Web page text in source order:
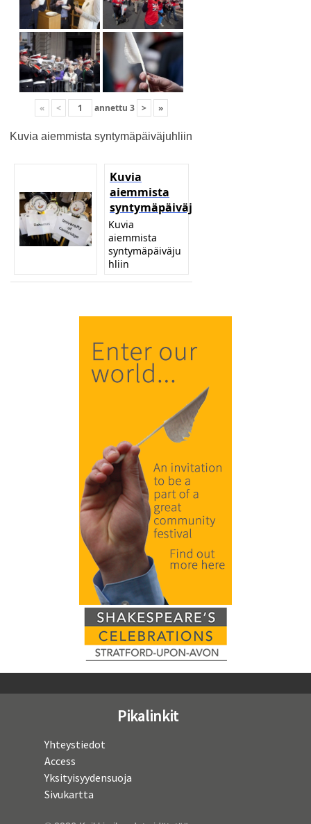
« < annettu 3 > »
Kuvia aiemmista syntymäpäiväjuhliin
Kuvia
aiemmista
syntymäpäiväjuhliin
Kuvia
aiemmista
syntymäpäiväju
hliin
Pikalinkit
Yhteystiedot
Access
Yksityisyydensuoja
Sivukartta